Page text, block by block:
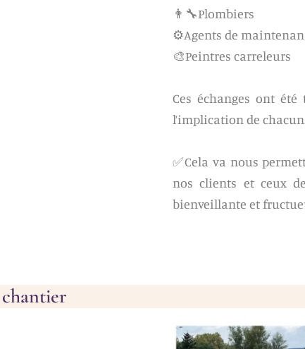
👨‍🔧Plombiers
⚙️Agents de
🎨Peintres carreleurs
Ces échanges ont
l’implication de
✅Cela va nous
nos clients et ceux
bienveillante et